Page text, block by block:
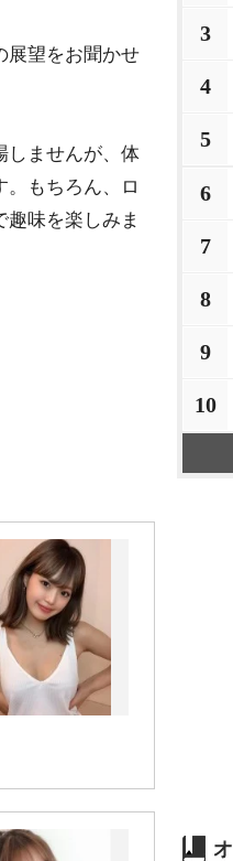
望をお聞かせ
しませんが、体
。もちろん、ロ
味を楽しみま
3
4
5
6
7
8
9
10